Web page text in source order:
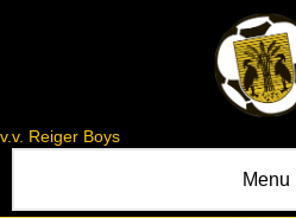
v.v. Reiger Boys
Menu